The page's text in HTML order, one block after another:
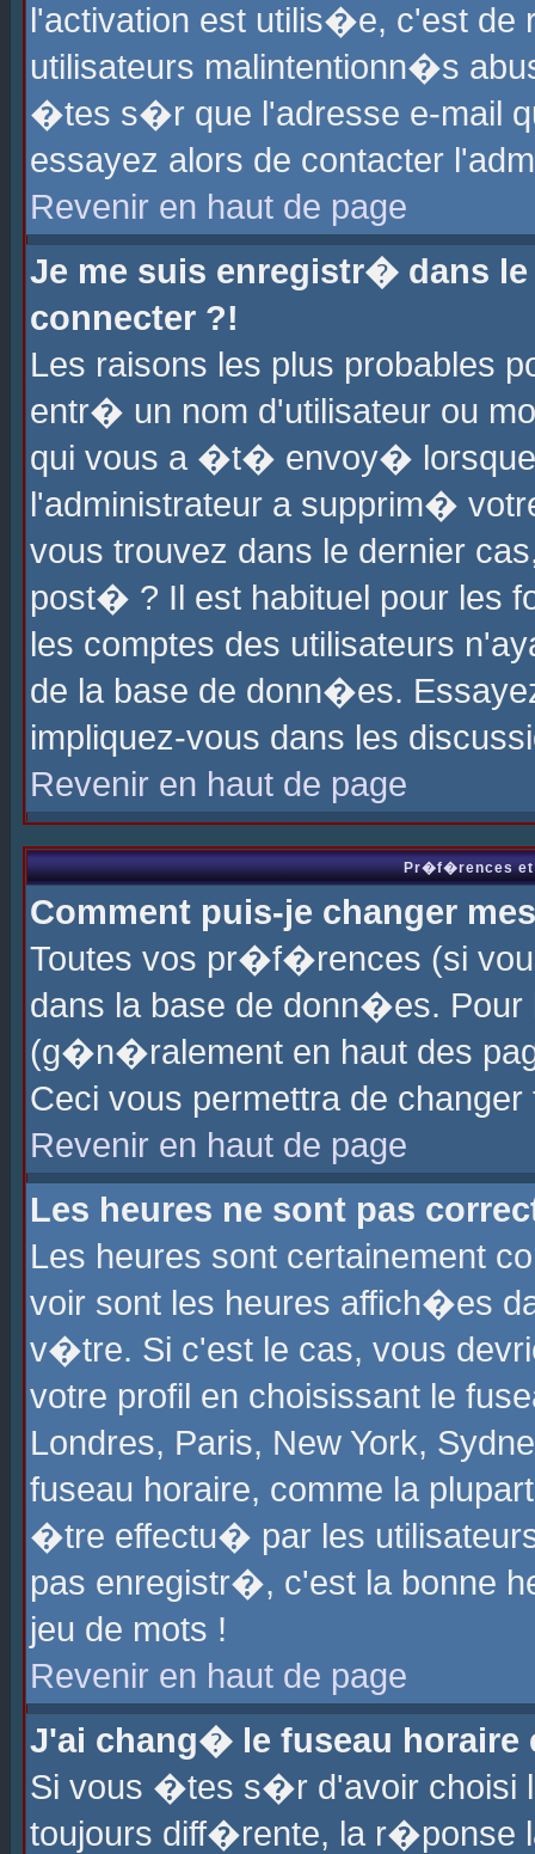
l'activation est utilis�e, c'est
utilisateurs malintentionn�s
�tes s�r que l'adresse e-mail
essayez alors de contacter
Revenir en haut de page
Je me suis enregistr� dans
connecter ?!
Les raisons les plus probables
entr� un nom d'utilisateur ou
qui vous a �t� envoy�
l'administrateur a supprim�
vous trouvez dans le dernier
post� ? Il est habituel pour les
les comptes des utilisateurs
de la base de donn�es.
impliquez-vous dans les
Revenir en haut de page
Pr�f�rences et
Comment puis-je changer
Toutes vos pr�f�rences (si
dans la base de donn�es.
(g�n�ralement en haut des
Ceci vous permettra de
Revenir en haut de page
Les heures ne sont pas
Les heures sont certainement
voir sont les heures affich�es
v�tre. Si c'est le cas, vous
votre profil en choisissant le
Londres, Paris, New York,
fuseau horaire, comme la
�tre effectu� par les
pas enregistr�, c'est la bonne
jeu de mots !
Revenir en haut de page
J'ai chang� le fuseau horaire
Si vous �tes s�r d'avoir choisi
toujours diff�rente, la r�ponse